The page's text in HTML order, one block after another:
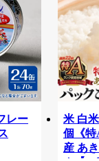
レー
米 白
個《特
産 あ